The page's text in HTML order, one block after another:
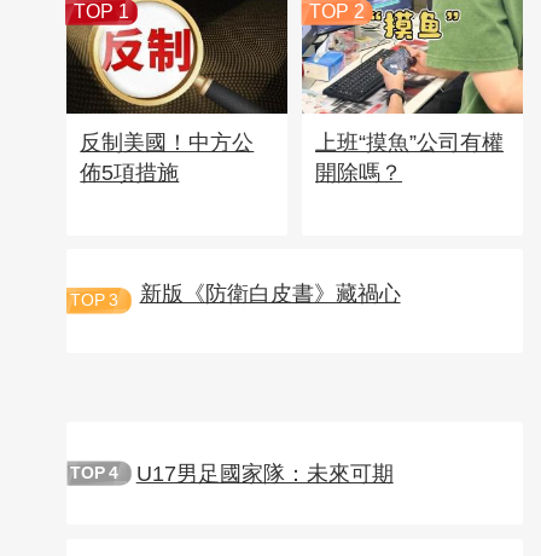
TOP 1
反制美國！中方公
佈5項措施
TOP 2
上班“摸魚”公司有權
開除嗎？
TOP 3 新版《防衛白皮書》藏禍心
TOP 4 U17男足國家隊：未來可期